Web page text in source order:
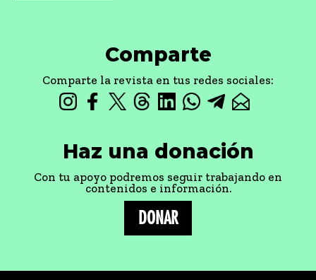
Comparte
Comparte la revista en tus redes sociales:
Haz una donación
Con tu apoyo podremos seguir trabajando en
contenidos e información.
DONAR